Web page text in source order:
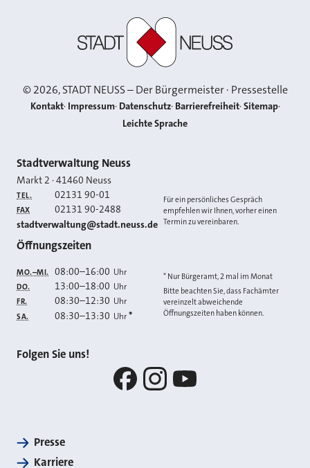
©2026, STADT NEUSS – Der Bürgermeister · Pressestelle
Kontakt Impressum Datenschutz Barrierefreiheit Sitemap
Leichte Sprache
Kontakt
Stadtverwaltung Neuss
Markt 2 ·41460 Neuss
TEL. 02131 90-01
FAX 02131 90-2488
E-MAIL
stadtverwaltung@stadt.neuss.de
Für ein persönliches Gespräch
empfehlen wir Ihnen, vorher einen
Termin zu vereinbaren.
Öffnungszeiten
MO.–MI. 08:00–16:00 Uhr
DO. 13:00–18:00 Uhr
FR. 08:30–12:30 Uhr
SA. 08:30–13:30 Uhr *
* Nur Bürgeramt, 2 mal im Monat
Bitte beachten Sie, dass Fachämter
vereinzelt abweichende
Öffnungszeiten haben können.
Folgen Sie uns!
Presse
Karriere